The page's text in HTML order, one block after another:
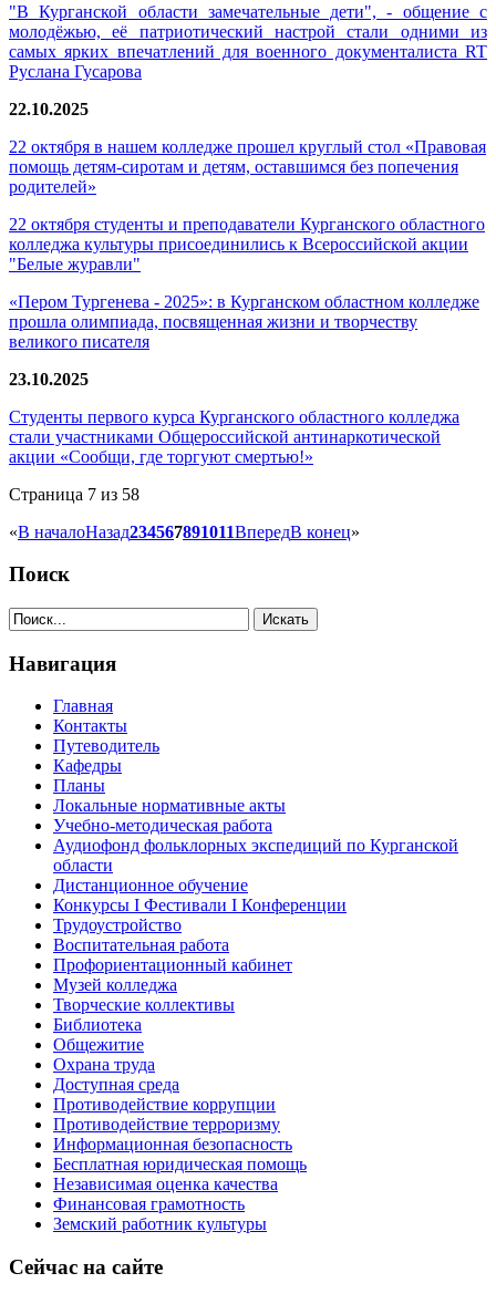
"В Курганской области замечательные дети", - общение с
молодёжью, её патриотический настрой стали одними из
самых ярких впечатлений для военного документалиста RT
Руслана Гусарова
22.10.2025
22 октября в нашем колледже прошел круглый стол «Правовая
помощь детям-сиротам и детям, оставшимся без попечения
родителей»
22 октября студенты и преподаватели Курганского областного
колледжа культуры присоединились к Всероссийской акции
"Белые журавли"
«Пером Тургенева - 2025»: в Курганском областном колледже
прошла олимпиада, посвященная жизни и творчеству
великого писателя
23.10.2025
Студенты первого курса Курганского областного колледжа
стали участниками Общероссийской антинаркотической
акции «Сообщи, где торгуют смертью!»
Страница 7 из 58
«В началоНазад234567891011ВпередВ конец»
Поиск
Навигация
Главная
Контакты
Путеводитель
Кафедры
Планы
Локальные нормативные акты
Учебно-методическая работа
Аудиофонд фольклорных экспедиций по Курганской
области
Дистанционное обучение
Конкурсы I Фестивали I Конференции
Трудоустройство
Воспитательная работа
Профориентационный кабинет
Музей колледжа
Творческие коллективы
Библиотека
Общежитие
Охрана труда
Доступная среда
Противодействие коррупции
Противодействие терроризму
Информационная безопасность
Бесплатная юридическая помощь
Независимая оценка качества
Финансовая грамотность
Земский работник культуры
Сейчас на сайте